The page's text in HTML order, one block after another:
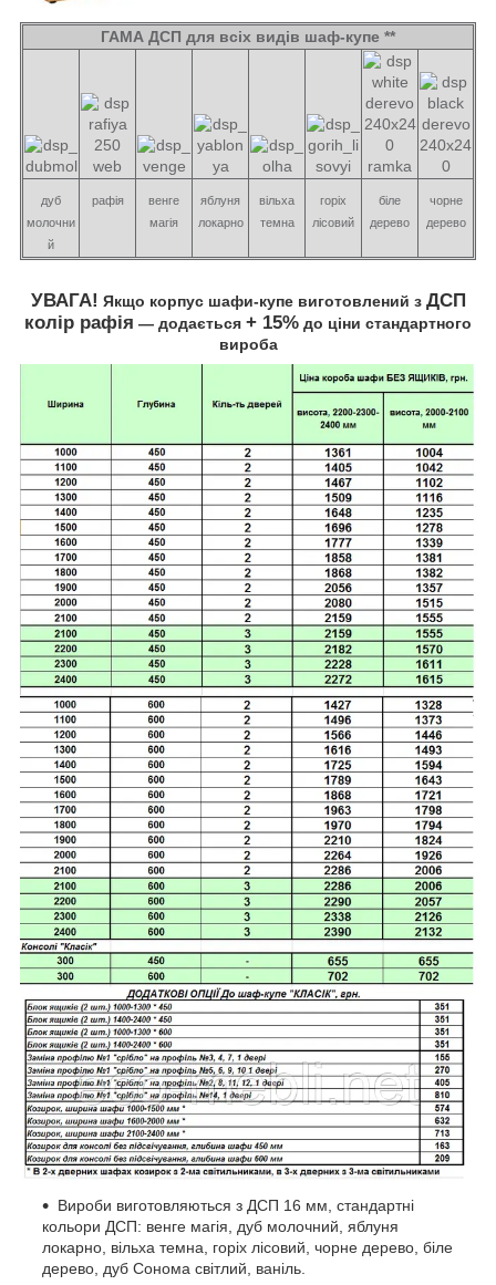
ГАМА ДСП для всіх видів шаф-купе **
дуб
молочни
й
рафія
венге
магія
яблуня
локарно
вільха
темна
горіх
лісовий
біле
дерево
чорне
дерево
УВАГА! Якщо корпус шафи-купе виготовлений з ДСП
колір рафія ― додається + 15% до ціни стандартного
вироба
Вироби виготовляються з ДСП 16 мм, стандартні
кольори ДСП: венге магія, дуб молочний, яблуня
локарно, вільха темна, горіх лісовий, чорне дерево, біле
дерево, дуб Сонома світлий, ваніль.